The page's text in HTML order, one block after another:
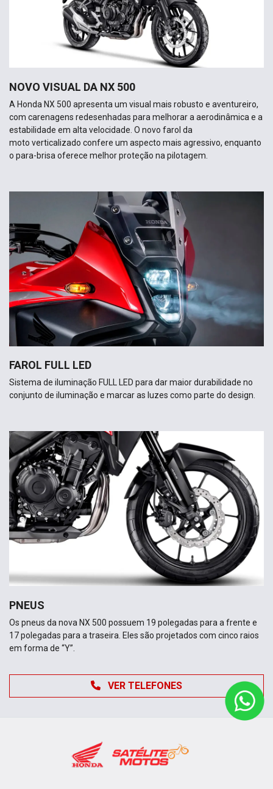
NOVO VISUAL DA NX 500
A Honda NX 500 apresenta um visual mais robusto e aventureiro,
com carenagens redesenhadas para melhorar a aerodinâmica e a
estabilidade em alta velocidade. O novo farol da
moto verticalizado confere um aspecto mais agressivo, enquanto
o para-brisa oferece melhor proteção na pilotagem.
FAROL FULL LED
Sistema de iluminação FULL LED para dar maior durabilidade no
conjunto de iluminação e marcar as luzes como parte do design.
PNEUS
Os pneus da nova NX 500 possuem 19 polegadas para a frente e
17 polegadas para a traseira. Eles são projetados com cinco raios
em forma de “Y”.
VER TELEFONES